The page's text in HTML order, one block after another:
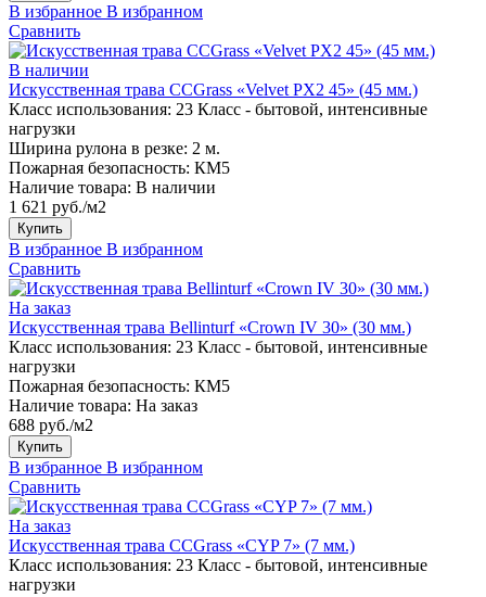
В избранное В избранном
Сравнить
В наличии
Искусственная трава CCGrass «Velvet PX2 45» (45 мм.)
Класс использования: 23 Класс - бытовой, интенсивные
нагрузки
Ширина рулона в резке: 2 м.
Пожарная безопасность: КМ5
Наличие товара: В наличии
1 621 руб./м2
Купить
В избранное В избранном
Сравнить
На заказ
Искусственная трава Bellinturf «Crown IV 30» (30 мм.)
Класс использования: 23 Класс - бытовой, интенсивные
нагрузки
Пожарная безопасность: КМ5
Наличие товара: На заказ
688 руб./м2
Купить
В избранное В избранном
Сравнить
На заказ
Искусственная трава CCGrass «CYP 7» (7 мм.)
Класс использования: 23 Класс - бытовой, интенсивные
нагрузки